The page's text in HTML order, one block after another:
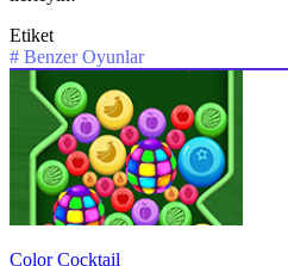
Etiket
# Benzer Oyunlar
Color Cocktail